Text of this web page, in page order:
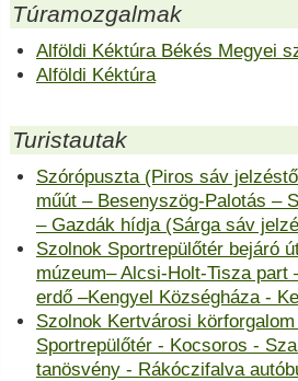
Túramozgalmak
Alföldi Kéktúra Békés Megyei
Alföldi Kéktúra
Turistautak
Szórópuszta (Piros sáv
műút – Besenyszög-Palotás –
– Gazdák hídja (Sárga sáv
Szolnok Sportrepülőtér bejáró
múzeum– Alcsi-Holt-Tisza part
erdő –Kengyel Községháza -
Szolnok Kertvárosi
Sportrepülőtér - Kocsoros -
tanösvény - Rákóczifalva